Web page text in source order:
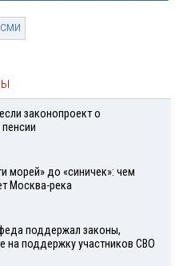
СМИ
законопроект о
морей» до «синичек»: чем
Москва-река
поддержал законы,
на поддержку участников СВО